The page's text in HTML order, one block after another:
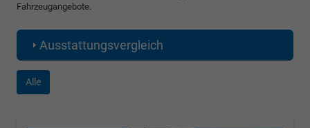
Fahrzeugangebote.
Ausstattungsvergleich
Alle